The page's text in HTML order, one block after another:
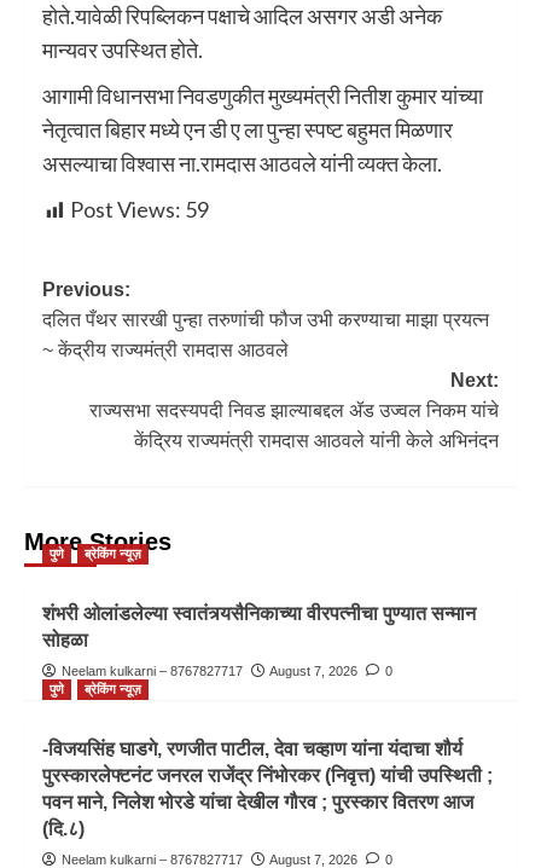
होते.यावेळी रिपब्लिकन पक्षाचे आदिल असगर अडी अनेक
मान्यवर उपस्थित होते.
आगामी विधानसभा निवडणुकीत मुख्यमंत्री नितीश कुमार यांच्या
नेतृत्वात बिहार मध्ये एन डी ए ला पुन्हा स्पष्ट बहुमत मिळणार
असल्याचा विश्वास ना.रामदास आठवले यांनी व्यक्त केला.
Post Views: 59
Previous:
दलित पँथर सारखी पुन्हा तरुणांची फौज उभी करण्याचा माझा प्रयत्न
~ केंद्रीय राज्यमंत्री रामदास आठवले
Next:
राज्यसभा सदस्यपदी निवड झाल्याबद्दल ॲड उज्वल निकम यांचे
केंद्रिय राज्यमंत्री रामदास आठवले यांनी केले अभिनंदन
More Stories
पुणे ब्रेकिंग न्यूज़
शंभरी ओलांडलेल्या स्वातंत्र्यसैनिकाच्या वीरपत्नीचा पुण्यात सन्मान
सोहळा
Neelam kulkarni – 8767827717 August 7, 2026
0
पुणे
ब्रेकिंग न्यूज़
-विजयसिंह घाडगे, रणजीत पाटील, देवा चव्हाण यांना यंदाचा शौर्य
पुरस्कारलेफ्टनंट जनरल राजेंद्र निंभोरकर (निवृत्त) यांची उपस्थिती ;
पवन माने, निलेश भोरडे यांचा देखील गौरव ; पुरस्कार वितरण आज
(दि.८)
Neelam kulkarni – 8767827717 August 7, 2026 0